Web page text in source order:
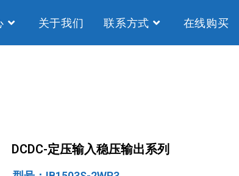
关于我们 联系方式 在线购买
DCDC-定压输入稳压输出系列